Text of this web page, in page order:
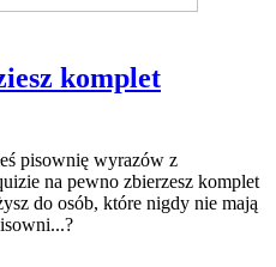
komplet
pisownię wyrazów z
na pewno zbierzesz komplet
do osób, które nigdy nie mają